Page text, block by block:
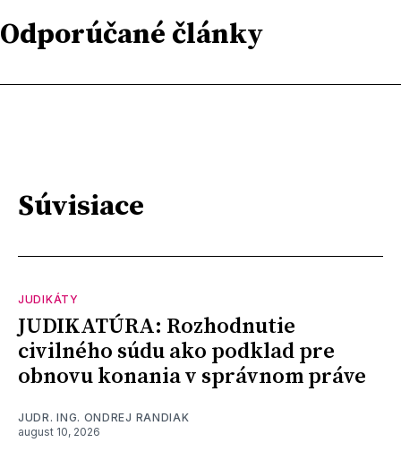
Odporúčané články
Súvisiace
JUDIKÁTY
JUDIKATÚRA: Rozhodnutie
civilného súdu ako podklad pre
obnovu konania v správnom práve
JUDR. ING. ONDREJ RANDIAK
august 10, 2026